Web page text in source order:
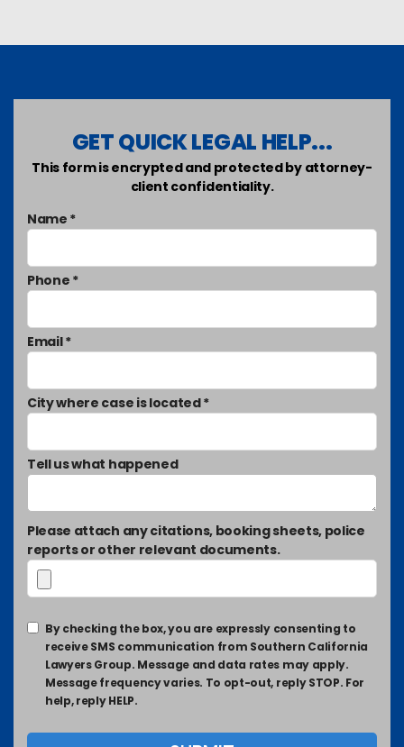
GET QUICK LEGAL HELP...
This form is encrypted and protected by attorney-
client confidentiality.
Name *
Phone *
Email *
City where case is located *
Tell us what happened
Please attach any citations, booking sheets, police
reports or other relevant documents.
By checking the box, you are expressly consenting to
receive SMS communication from Southern California
Lawyers Group. Message and data rates may apply.
Message frequency varies. To opt-out, reply STOP. For
help, reply HELP.